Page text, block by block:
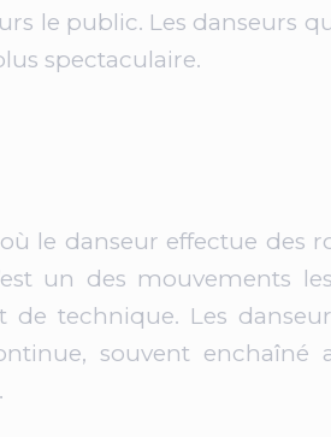
le public. Les danseurs
spectaculaire.
le danseur effectue des
un des mouvements
technique. Les
souvent enchaîné